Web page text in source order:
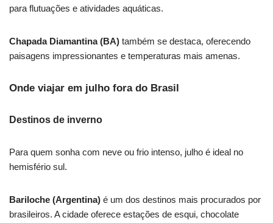
para flutuações e atividades aquáticas.
Chapada Diamantina (BA) também se destaca, oferecendo
paisagens impressionantes e temperaturas mais amenas.
Onde viajar em julho fora do Brasil
Destinos de inverno
Para quem sonha com neve ou frio intenso, julho é ideal no
hemisfério sul.
Bariloche (Argentina) é um dos destinos mais procurados por
brasileiros. A cidade oferece estações de esqui, chocolate